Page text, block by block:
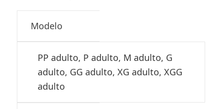
Modelo
PP adulto, P adulto, M adulto, G
adulto, GG adulto, XG adulto, XGG
adulto